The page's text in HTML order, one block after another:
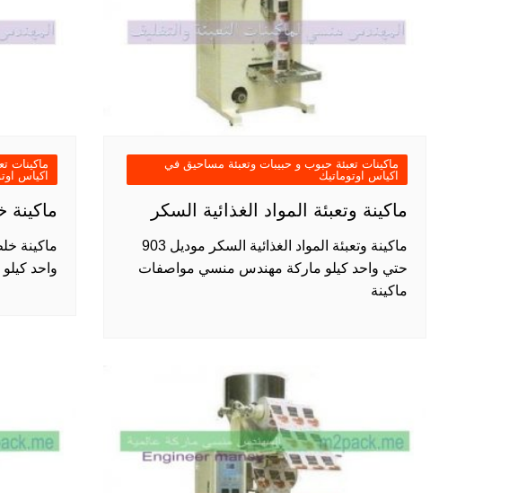
ماكينات تعبئة حبوب و حبيبات وتعبئة مساحيق في
اكياس اوتوماتيك
ماكينة وتعبئة المواد الغذائية السكر
ماكينة وتعبئة المواد الغذائية السكر موديل 903
حتي واحد كيلو ماركة مهندس منسي مواصفات
ماكينة
ماكينات
اكياس
ماكينة
واحد